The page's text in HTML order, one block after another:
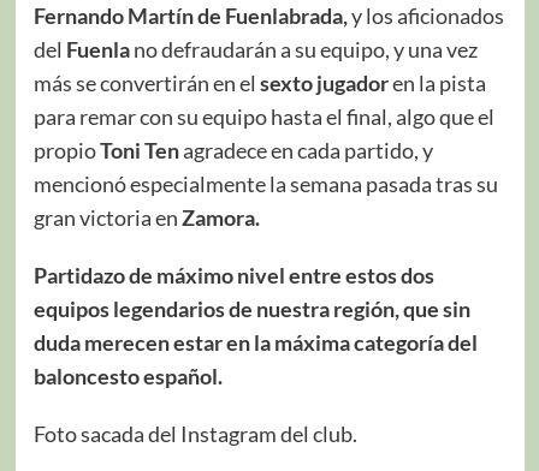
Fernando Martín de Fuenlabrada,y los aficionados
del Fuenlano defraudarán a su equipo, y una vez
más se convertirán en el sexto jugadoren la pista
para remar con su equipo hasta el final, algo que el
propioToni Tenagradece en cada partido, y
mencionó especialmente la semana pasada tras su
gran victoria enZamora.
Partidazo de máximo nivel entre estos dos
equipos legendarios de nuestra región, que sin
duda merecen estar en la máxima categoría del
baloncesto español.
Foto sacada del Instagram del club.